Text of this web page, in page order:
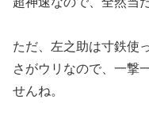
ただ、左之助は寸鉄使
さがウリなので、一撃
せんね。